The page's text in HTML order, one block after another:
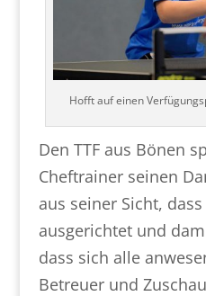
Hofft auf einen
Den TTF aus Bönen
Cheftrainer seinen
aus seiner Sicht,
ausgerichtet und
dass sich alle
Betreuer und